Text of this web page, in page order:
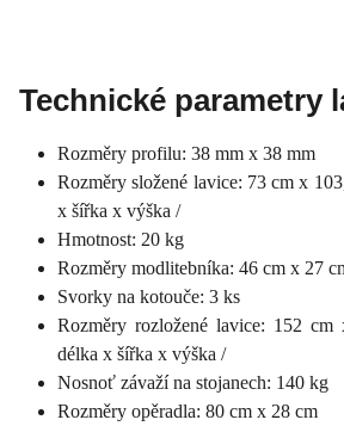
Technické parametry
Rozměry profilu: 38 mm x 38 mm
Rozměry složené lavice: 73 cm x
x šířka x výška /
Hmotnost: 20 kg
Rozměry modlitebníka: 46 cm x 27
Svorky na kotouče: 3 ks
Rozměry rozložené lavice: 152
délka x šířka x výška /
Nosnoť závaží na stojanech: 140 kg
Rozměry opěradla: 80 cm x 28 cm